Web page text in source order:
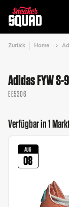
Zurück Home
Adidas FYW
EE5306
Verfügbar in 1
AUG
08